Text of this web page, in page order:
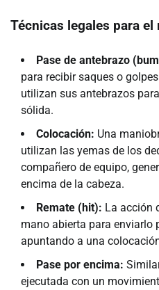
Técnicas legales para el
Pase de antebrazo
para recibir saques o
utilizan sus antebrazos
sólida.
Colocación: Una
utilizan las yemas de los
compañero de equipo,
encima de la cabeza.
Remate (hit): La acción
mano abierta para enviarlo
apuntando a una
Pase por encima:
ejecutada con un